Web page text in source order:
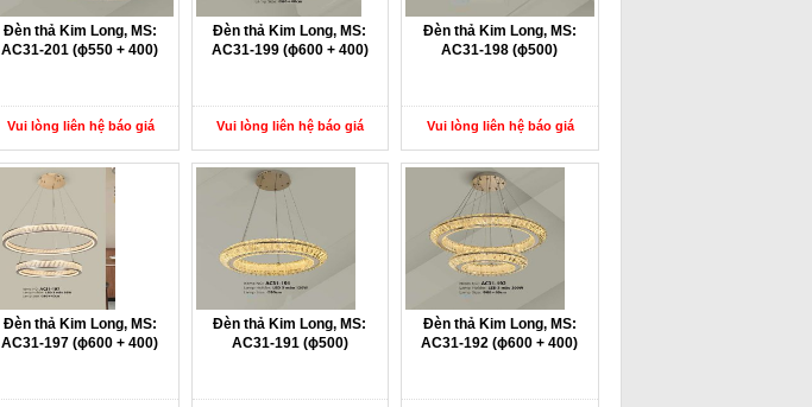
Đèn thả Kim Long, MS:
AC31-201 (ɸ550 + 400)
Vui lòng liên hệ báo giá
Đèn thả Kim Long, MS:
AC31-199 (ɸ600 + 400)
Vui lòng liên hệ báo giá
Đèn thả Kim Long, MS:
AC31-198 (ɸ500)
Vui lòng liên hệ báo giá
Đèn thả Kim Long, MS:
AC31-197 (ɸ600 + 400)
Đèn thả Kim Long, MS:
AC31-191 (ɸ500)
Đèn thả Kim Long, MS:
AC31-192 (ɸ600 + 400)